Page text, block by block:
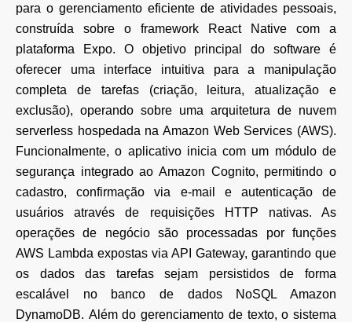
para o gerenciamento eficiente de atividades pessoais,
construída sobre o framework React Native com a
plataforma Expo. O objetivo
principal do software é
oferecer uma interface intuitiva para a manipulação
completa de tarefas
(criação, leitura, atualização e
exclusão), operando sobre uma arquitetura de nuvem
serverless hospedada na Amazon Web Services (AWS).
Funcionalmente, o aplicativo inicia com um módulo de
segurança integrado ao Amazon Cognito, permitindo o
cadastro, confirmação via e-mail e autenticação de
usuários através de requisições
HTTP nativas. As
operações de negócio são processadas por funções
AWS Lambda expostas via API Gateway, garantindo que
os dados das tarefas sejam persistidos de forma
escalável no banco de
dados NoSQL Amazon
DynamoDB. Além do gerenciamento de texto, o sistema